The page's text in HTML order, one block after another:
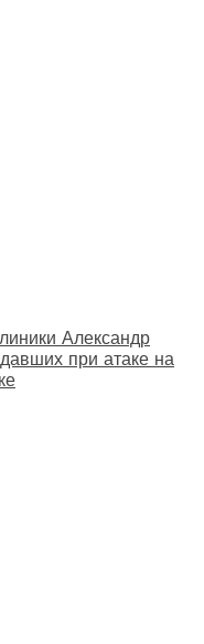
Александр
при атаке на